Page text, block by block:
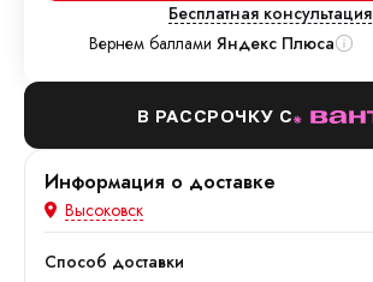
Бесплатная консультация
Вернем баллами Яндекс Плюса
В РАССРОЧКУ С
Информация о доставке
Высоковск
Способ доставки